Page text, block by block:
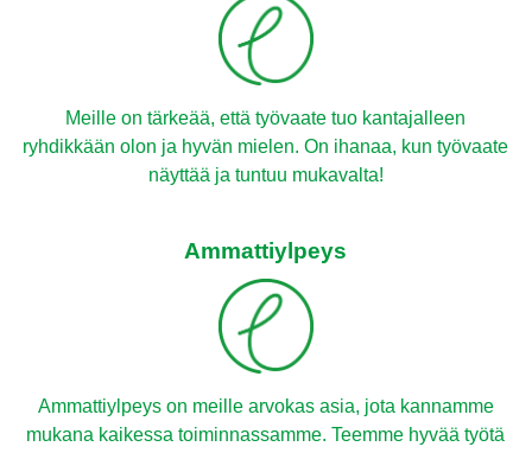
Meille on tärkeää, että työvaate tuo kantajalleen
ryhdikkään olon ja hyvän mielen. On ihanaa, kun työvaate
näyttää ja tuntuu mukavalta!
Ammattiylpeys
Ammattiylpeys on meille arvokas asia, jota kannamme
mukana kaikessa toiminnassamme. Teemme hyvää työtä